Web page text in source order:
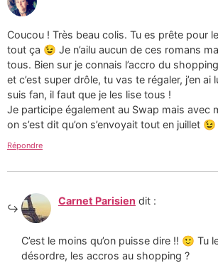
Coucou ! Très beau colis. Tu es prête pour
tout ça 😉 Je n’ailu aucun de ces romans
tous. Bien sur je connais l’accro du
et c’est super drôle, tu vas te régaler, j’en ai
suis fan, il faut que je les lise tous !
Je participe également au Swap mais avec
on s’est dit qu’on s’envoyait tout en juillet 😉
Répondre
Carnet Parisien dit :
C’est le moins qu’on puisse dire !! 🙂 Tu
désordre, les accros au shopping ?